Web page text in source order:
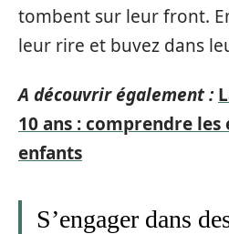
tombent sur leur front.
leur rire et buvez dans
A découvrir également :
10 ans : comprendre
enfants
S’engager dans